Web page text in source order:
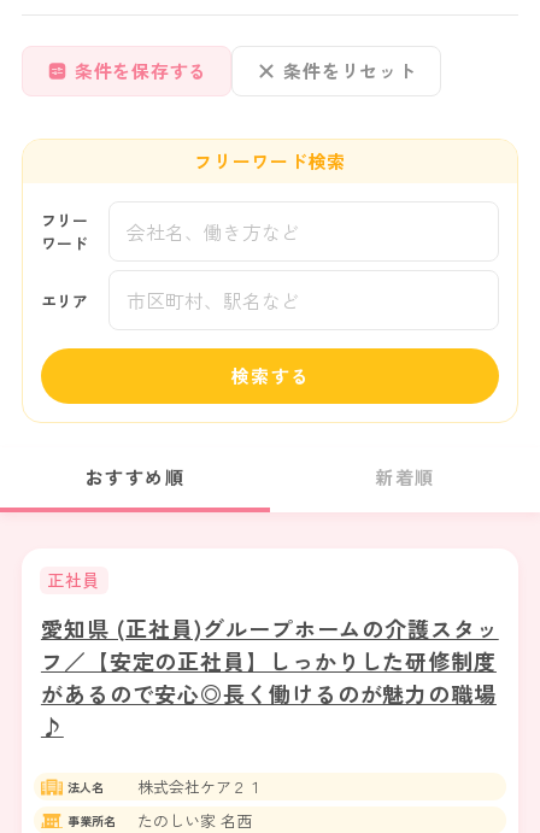
条件を保存する 条件をリセット
フリーワード検索
フリー
ワード
エリア
検索する
おすすめ順 新着順
正社員
愛知県 (正社員)グループホームの介護スタッ
フ／【安定の正社員】しっかりした研修制度
があるので安心◎長く働けるのが魅力の職場
♪
法人名 株式会社ケア２１
事業所名 たのしい家 名西